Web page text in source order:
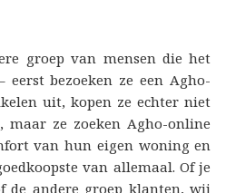
groep van mensen die het
eerst bezoeken ze een Agho-
uit, kopen ze echter niet
ze zoeken Agho-online
van hun eigen woning en
van allemaal. Of je
de andere groep klanten, wij